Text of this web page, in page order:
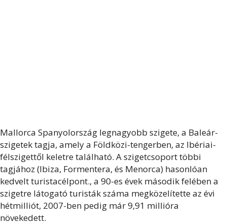
Mallorca Spanyolország legnagyobb szigete, a Baleár-
szigetek tagja, amely a Földközi-tengerben, az Ibériai-
félszigettől keletre található. A szigetcsoport többi
tagjához (Ibiza, Formentera, és Menorca) hasonlóan
kedvelt turistacélpont., a 90-es évek második felében a
szigetre látogató turisták száma megközelítette az évi
hétmilliót, 2007-ben pedig már 9,91 millióra
növekedett.